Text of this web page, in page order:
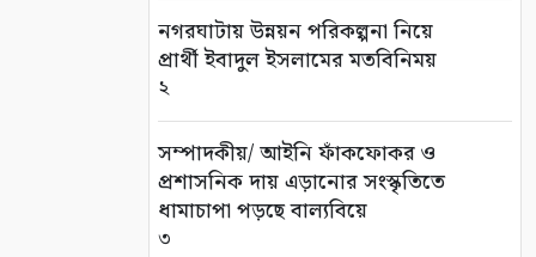
নগরঘাটায় উন্নয়ন পরিকল্পনা নিয়ে
প্রার্থী ইবাদুল ইসলামের মতবিনিময়
২
সম্পাদকীয়/ আইনি ফাঁকফোকর ও
প্রশাসনিক দায় এড়ানোর সংস্কৃতিতে
ধামাচাপা পড়ছে বাল্যবিয়ে
৩